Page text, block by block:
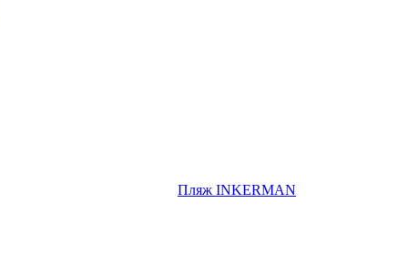
Пляж INKERMAN